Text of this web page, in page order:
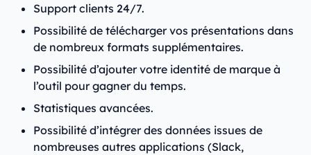
Support clients 24/7.
Possibilité de télécharger vos présentations dans
de nombreux formats supplémentaires.
Possibilité d’ajouter votre identité de marque à
l’outil pour gagner du temps.
Statistiques avancées.
Possibilité d’intégrer des données issues de
nombreuses autres applications (Slack,